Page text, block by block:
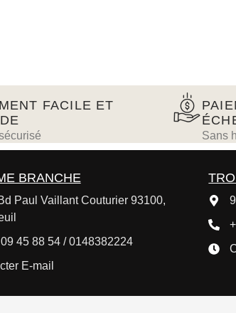
FACILE ET
Sans
BRANCHE
Paul Vaillant Couturier 93100,
45 88 54 / 0148382224
E-mail